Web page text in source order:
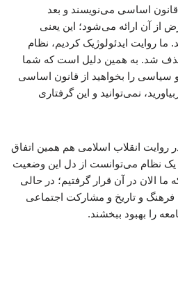
قانون اساسی می‌نویسند و بعد
از آن ارائه می‌شود؛ این یعنی
روایت ایدئولوژیک کردیم، نظام
شد. به همین دلیل است که شما
سیاسی را بخواهید از قانون اساسی
نمی‌توانید و این گرفتاری
روایت انقلاب اسلامی هم همین اتفاق
نظام می‌توانست از دل این وضعیت
ما الان در آن قرار گرفتیم؛ در حالی
و تاریخ و مشارکت اجتماعی
را بهبود ببخشند.